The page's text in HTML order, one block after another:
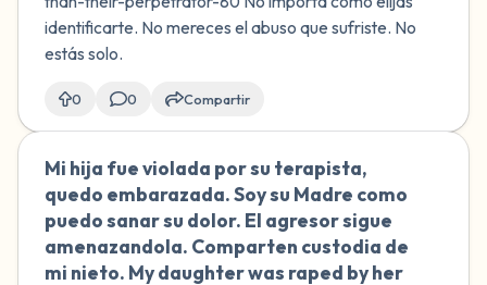
identificarte. No mereces el abuso que sufriste. No
estás solo.
0 0 Compartir
Mi hija fue violada por su terapista,
quedo embarazada. Soy su Madre como
puedo sanar su dolor. El agresor sigue
amenazandola. Comparten custodia de
mi nieto. My daughter was raped by her